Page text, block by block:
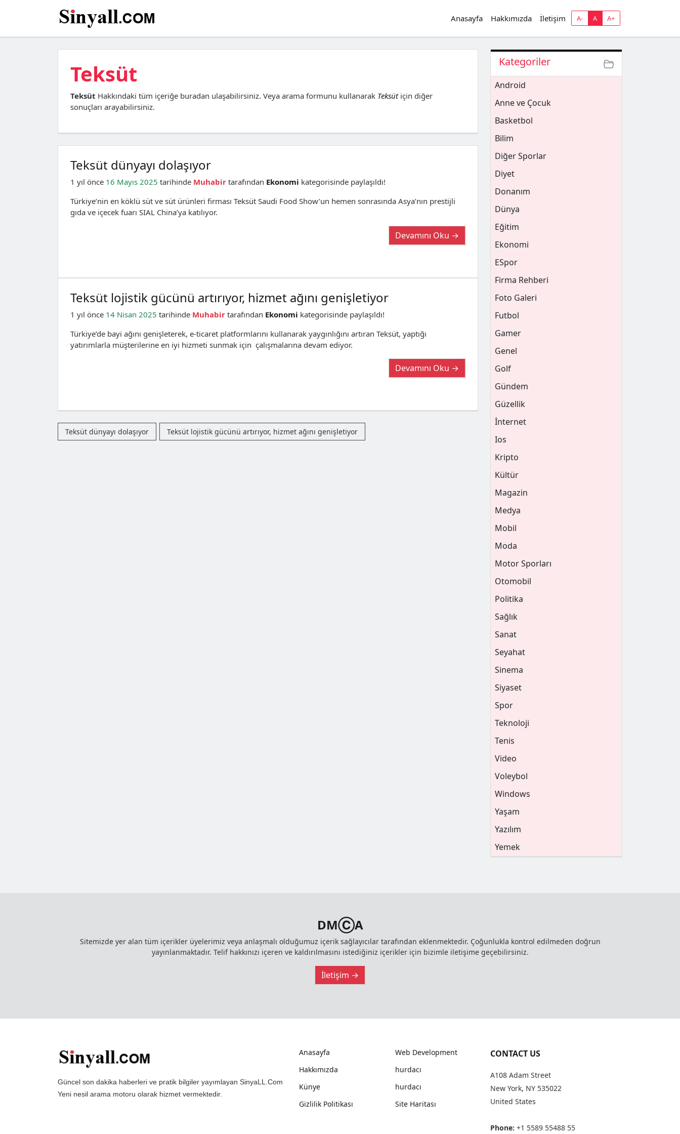
Anasayfa Hakkımızda İletişim A- A A+
Teksüt
Teksüt Hakkındaki tüm içeriğe buradan ulaşabilirsiniz. Veya arama formunu kullanarak Teksütiçin diğer
sonuçları arayabilirsiniz.
Teksüt dünyayı dolaşıyor
1 yıl önce 16 Mayıs 2025 tarihinde Muhabir tarafından Ekonomi kategorisinde paylaşıldı!
Türkiye’nin en köklü süt ve süt ürünleri firması Teksüt Saudi Food Show’un hemen sonrasında Asya’nın prestijli
gıda ve içecek fuarı SIAL China’ya katılıyor.
Devamını Oku →
Teksüt lojistik gücünü artırıyor, hizmet ağını genişletiyor
1 yıl önce 14 Nisan 2025 tarihinde Muhabir tarafından Ekonomi kategorisinde paylaşıldı!
Türkiye’de bayi ağını genişleterek, e-ticaret platformlarını kullanarak yaygınlığını artıran Teksüt, yaptığı
yatırımlarla müşterilerine en iyi hizmeti sunmak için çalışmalarına devam ediyor.
Devamını Oku →
Teksüt dünyayı dolaşıyor Teksüt lojistik gücünü artırıyor, hizmet ağını genişletiyor
Kategoriler
Android
Anne ve Çocuk
Basketbol
Bilim
Diğer Sporlar
Diyet
Donanım
Dünya
Eğitim
Ekonomi
ESpor
Firma Rehberi
Foto Galeri
Futbol
Gamer
Genel
Golf
Gündem
Güzellik
İnternet
Ios
Kripto
Kültür
Magazin
Medya
Mobil
Moda
Motor Sporları
Otomobil
Politika
Sağlık
Sanat
Seyahat
Sinema
Siyaset
Spor
Teknoloji
Tenis
Video
Voleybol
Windows
Yaşam
Yazılım
Yemek
DMⒸA
Sitemizde yer alan tüm içerikler üyelerimiz veya anlaşmalı olduğumuz içerik sağlayıcılar tarafından eklenmektedir. Çoğunlukla kontrol edilmeden doğrun
yayınlanmaktadır. Telif hakkınızı içeren ve kaldırılmasını istediğiniz içerikler için bizimle iletişime geçebilirsiniz.
İletişim →
Güncel son dakika haberleri ve pratik bilgiler yayımlayan SinyaLL.Com
Yeni nesil arama motoru olarak hizmet vermektedir.
Anasayfa
Hakkımızda
Künye
Gizlilik Politikası
Web Development
hurdacı
hurdacı
Site Haritası
CONTACT US
A108 Adam Street
New York, NY 535022
United States
Phone: +1 5589 55488 55